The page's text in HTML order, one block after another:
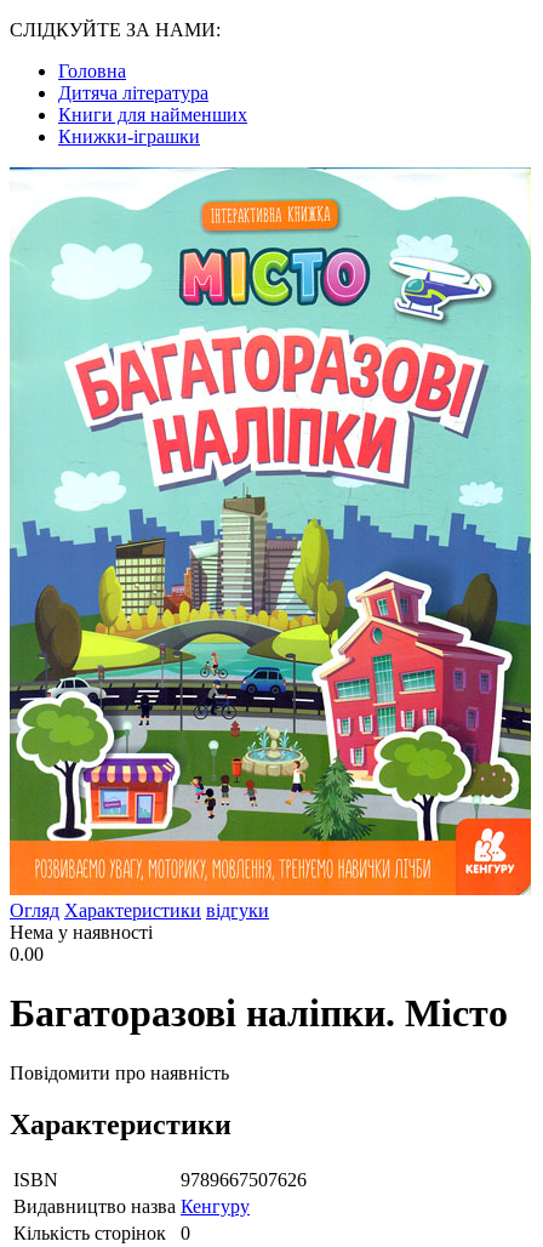
СЛІДКУЙТЕ ЗА НАМИ:
Головна
Дитяча література
Книги для найменших
Книжки-іграшки
Огляд Характеристики відгуки
Нема у наявності
0.00
Багаторазові наліпки. Місто
Повідомити про наявність
Характеристики
ISBN
9789667507626
Видавництво назва Кенгуру
Кількість сторінок
0